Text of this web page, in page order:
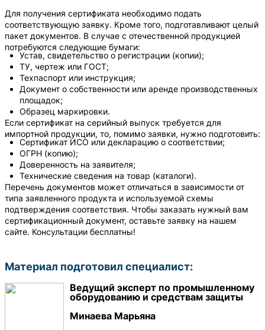
Для получения сертификата необходимо подать
соответствующую заявку. Кроме того, подготавливают целый
пакет документов. В случае с отечественной продукцией
потребуются следующие бумаги:
Устав, свидетельство о регистрации (копии);
ТУ, чертеж или ГОСТ;
Техпаспорт или инструкция;
Документ о собственности или аренде производственных
площадок;
Образец маркировки.
Если сертификат на серийный выпуск требуется для
импортной продукции, то, помимо заявки, нужно подготовить:
Сертификат ИСО или декларацию о соответствии;
ОГРН (копию);
Доверенность на заявителя;
Технические сведения на товар (каталоги).
Перечень документов может отличаться в зависимости от
типа заявленного продукта и используемой схемы
подтверждения соответствия. Чтобы заказать нужный вам
сертификационный документ, оставьте заявку на нашем
сайте. Консультации бесплатны!
Материал подготовил специалист:
Ведущий эксперт по промышленному
оборудованию и средствам защиты
Минаева Марьяна